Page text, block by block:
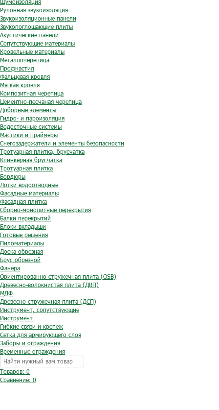
Шумоизоляция
Рулонная звукоизоляция
Звукоизоляционные панели
Звукопоглощающие плиты
Акустические панели
Сопутствующие материалы
Кровельные материалы
Металлочерепица
Профнастил
Фальцевая кровля
Мягкая кровля
Композитная черепица
Цементно-песчаная черепица
Доборные элементы
Гидро- и пароизоляция
Водосточные системы
Мастики и праймеры
Снегозадержатели и элементы безопасности
Тротуарная плитка, брусчатка
Клинкерная брусчатка
Тротуарная плитка
Бордюры
Лотки водоотводные
Фасадные материалы
Фасадная плитка
Сборно-монолитные перекрытия
Балки перекрытий
Блоки-вкладыши
Готовые решения
Пиломатериалы
Доска обрезная
Брус обрезной
Фанера
Ориентированно-стружечная плита (OSB)
Древесно-волокнистая плита (ДВП)
МДФ
Древесно-стружечная плита (ДСП)
Инструмент, сопутствующие
Инструмент
Гибкие связи и крепеж
Сетка для армирующего слоя
Заборы и ограждения
Временные ограждения
Товаров: 0
Сравнение: 0